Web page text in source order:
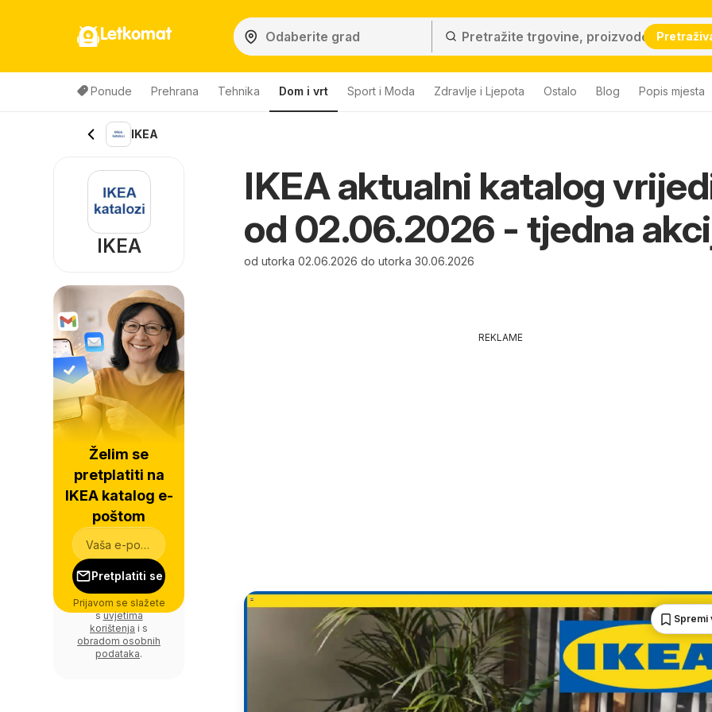
Letkomat
Ponude Prehrana Tehnika Dom i vrt Sport i Moda Zdravlje i Ljepota Ostalo Blog Popis mjesta
IKEA
IKEA aktualni katalog
od 02.06.2026 - tjedna
od utorka 02.06.2026 do utorka 30.06.2026
REKLAME
Spremi
IKEA
Želim se
pretplatiti na
IKEA katalog e-
poštom
Pretplatiti se
Prijavom se slažete
suvjetima
korištenja i s
obradom osobnih
podataka.